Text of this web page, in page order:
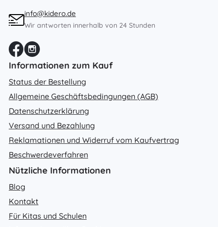
info@kidero.de
Wir antworten innerhalb von 24 Stunden
Informationen zum Kauf
Status der Bestellung
Allgemeine Geschäftsbedingungen (AGB)
Datenschutzerklärung
Versand und Bezahlung
Reklamationen und Widerruf vom Kaufvertrag
Beschwerdeverfahren
Nützliche Informationen
Blog
Kontakt
Für Kitas und Schulen